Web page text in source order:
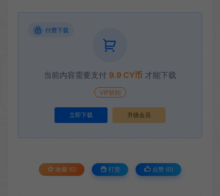
付费下载
当前内容需要支付 9.9 CY币 才能下载
VIP折扣
立即下载 升级会员
收藏 (0) 打赏 点赞 (0)